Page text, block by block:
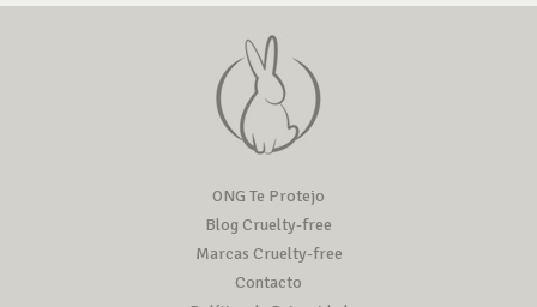
ONG Te Protejo
Blog Cruelty-free
Marcas Cruelty-free
Contacto